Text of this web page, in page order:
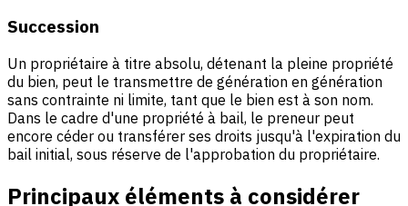
Succession
Un propriétaire à titre absolu, détenant la pleine propriété
du bien, peut le transmettre de génération en génération
sans contrainte ni limite, tant que le bien est à son nom.
Dans le cadre d'une propriété à bail, le preneur peut
encore céder ou transférer ses droits jusqu'à l'expiration du
bail initial, sous réserve de l'approbation du propriétaire.
Principaux éléments à considérer